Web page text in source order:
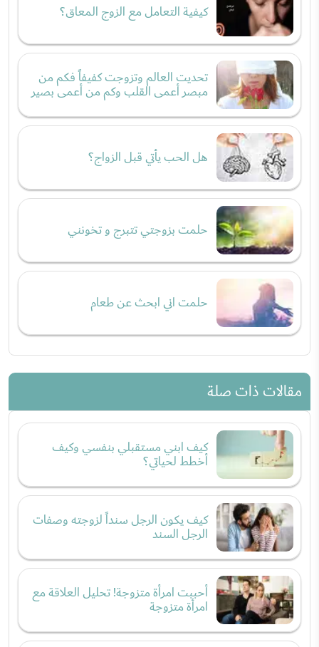
كيفية التعامل مع الزوج المعاق؟
تحديت العالم وتزوجت كفيفاً فكم من
مبصر أعمى القلب وكم من أعمى بصير
هل الحب يأتي قبل الزواج؟
حلمت بزوجتي تتبرج و تخونني
حلمت اني ابحث عن طعام
مقالات ذات صلة
كيف ابني مستقبلي بنفسي وكيف
أخطط لحياتي؟
كيف يكون الرجل سنداً لزوجته وصفات
الرجل السند
أحببت امرأة متزوجة! تحليل العلاقة مع
امرأة متزوجة